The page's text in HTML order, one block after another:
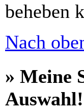
beheben
Nach
» Meine
Auswahl!